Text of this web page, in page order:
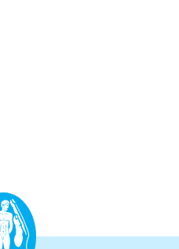
Therapie